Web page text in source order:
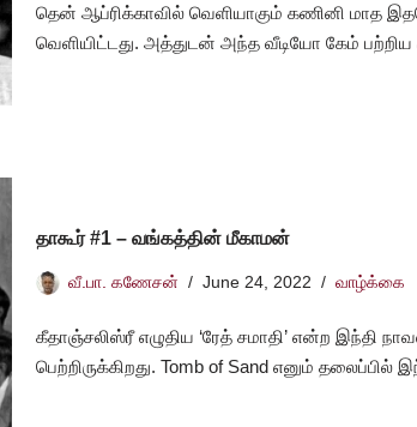
தென் ஆப்ரிக்காவில் வெளியாகும் கணினி மாத
வெளியிட்டது. அத்துடன் அந்த வீடியோ கேம் பற்றிய
தாகூர் #1 – வங்கத்தின் மீகாமன்
வீ.பா. கணேசன் June 24, 2022 வாழ்க்கை
கீதாஞ்சலிஸ்ரீ எழுதிய ‘ரேத் சமாதி’ என்ற இந்தி
பெற்றிருக்கிறது. Tomb of Sand எனும்